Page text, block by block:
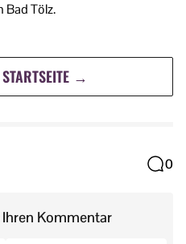
Bad Tölz.
→
0
Kommentar